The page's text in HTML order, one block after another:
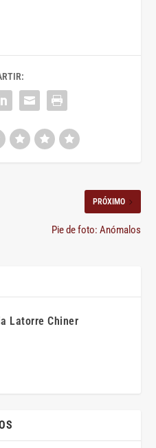
PRÓXIMO
Pie de foto: Anómalos
Latorre Chiner